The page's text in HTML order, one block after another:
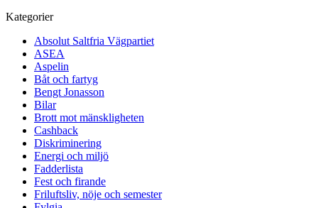
Kategorier
Absolut Saltfria Vägpartiet
ASEA
Aspelin
Båt och fartyg
Bengt Jonasson
Bilar
Brott mot mänskligheten
Cashback
Diskriminering
Energi och miljö
Fadderlista
Fest och firande
Friluftsliv, nöje och semester